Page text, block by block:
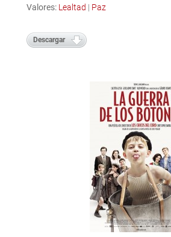
Valores: Lealtad | Paz
Descargar